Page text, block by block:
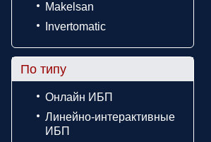
Makelsan
Invertomatic
По типу
Онлайн ИБП
Линейно-интерактивные
ИБП